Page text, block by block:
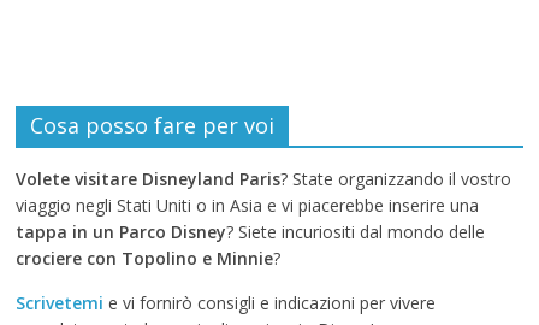
Cosa posso fare per voi
Volete visitare Disneyland Paris? State organizzando il vostro
viaggio negli Stati Uniti o in Asia e vi piacerebbe inserire una
tappa in un Parco Disney? Siete incuriositi dal mondo delle
crociere con Topolino e Minnie?
Scrivetemi e vi fornirò consigli e indicazioni per vivere